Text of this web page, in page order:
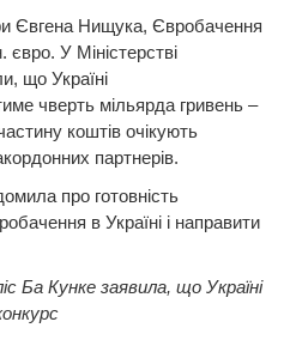
Євгена Нищука, Євробачення
У Міністерстві
що Україні
чверть мільярда гривень –
коштів очікують
партнерів.
про готовність
в Україні і направити
Ба Кунке заявила, що Україні